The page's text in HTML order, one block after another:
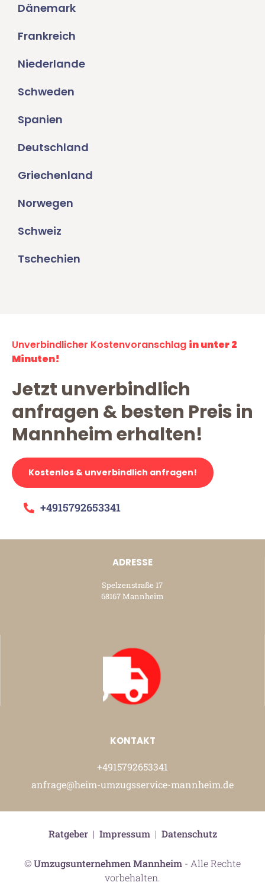
Dänemark
Frankreich
Niederlande
Schweden
Spanien
Deutschland
Griechenland
Norwegen
Schweiz
Tschechien
Unverbindlicher Kostenvoranschlag in unter 2
Minuten!
Jetzt unverbindlich
anfragen & besten Preis in
Mannheim erhalten!
Kostenlos & unverbindlich anfragen!
+4915792653341
ADRESSE
Spelzenstraße 17
68167 Mannheim
KONTAKT
+4915792653341
anfrage@heim-umzugsservice-mannheim.de
©Umzugsunternehmen Mannheim - Alle Rechte
vorbehalten.
Ratgeber| Impressum| Datenschutz